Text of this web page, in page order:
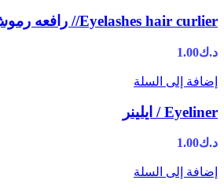
Eyelashes hair curlier// رافعه رموش
د.ك1.00
إضافة إلى السلة
Eyeliner / ايلينر
د.ك1.00
إضافة إلى السلة